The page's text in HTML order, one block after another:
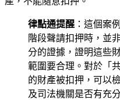
律點通提醒 ：這個案
階段聲請扣押時，並
分的證據，證明這些
範圍要合理。對於「
的財產被扣押，可以
及司法機關是否有充